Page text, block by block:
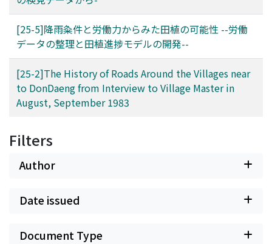
[25-5]降雨粂件と労働力からみた田植の可能性 --労働
データの整理と田植進捗モデルの開発--
[25-2]The History of Roads Around the Villages near
to DonDaeng from Interview to Village Master in
August, September 1983
Filters
Author
Date issued
Document Type